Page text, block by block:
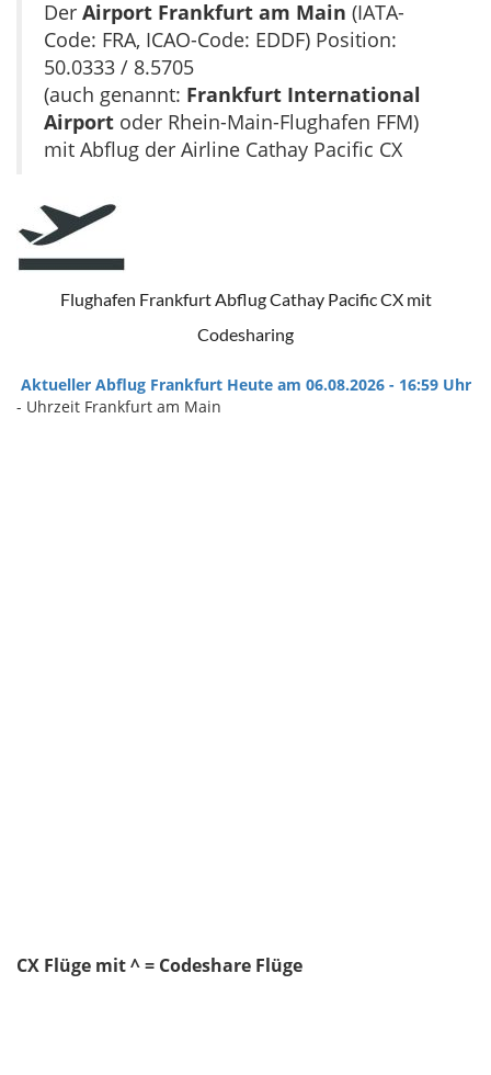
Der Airport Frankfurt am Main (IATA-
Code: FRA, ICAO-Code: EDDF) Position:
50.0333 / 8.5705
(auch genannt: Frankfurt International
Airport oder Rhein-Main-Flughafen FFM)
mit Abflug der Airline Cathay Pacific CX
Flughafen Frankfurt Abflug Cathay Pacific CX mit
Codesharing
Aktueller Abflug Frankfurt Heute am 06.08.2026 - 16:59 Uhr
- Uhrzeit Frankfurt am Main
CX Flüge mit ^ = Codeshare Flüge